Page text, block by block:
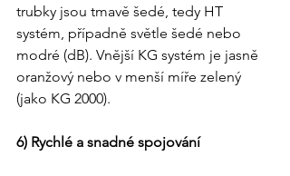
trubky jsou tmavě šedé, tedy HT
systém, případně světle šedé nebo
modré (dB). Vnější KG systém je jasně
oranžový nebo v menší míře zelený
(jako KG 2000).
6) Rychlé a snadné spojování